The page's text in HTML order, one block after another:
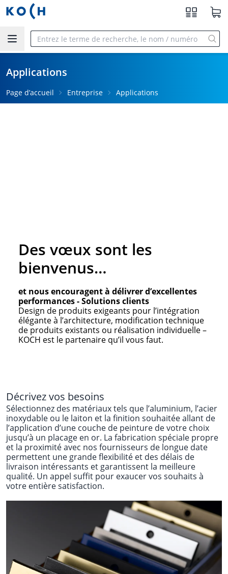
Aller au contenu principal
Applications
Page d’accueil Entreprise Applications
Des vœux sont les
bienvenus…
et nous encouragent à délivrer d’excellentes
performances - Solutions clients
Design de produits exigeants pour l’intégration
élégante à l’architecture, modification technique
de produits existants ou réalisation individuelle –
KOCH est le partenaire qu’il vous faut.
Décrivez vos besoins
Sélectionnez des matériaux tels que l’aluminium, l’acier
inoxydable ou le laiton et la finition souhaitée allant de
l’application d’une couche de peinture de votre choix
jusqu’à un placage en or. La fabrication spéciale propre
et la proximité avec nos fournisseurs de longue date
permettent une grande flexibilité et des délais de
livraison intéressants et garantissent la meilleure
qualité. Un appel suffit pour exaucer vos souhaits à
votre entière satisfaction.